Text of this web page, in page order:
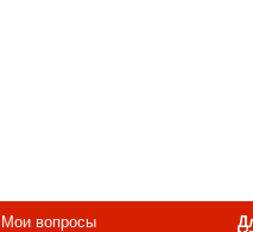
Мои вопросы